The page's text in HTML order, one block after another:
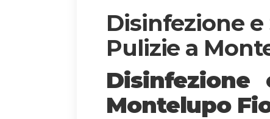
Disinfezione e
Pulizie a
Disinfezione
Montelupo